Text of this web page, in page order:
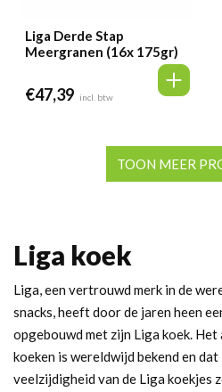
Liga Derde Stap
Meergranen (16x 175gr)
€47,39 incl. btw
TOON MEER
Liga koek
Liga, een vertrouwd merk in de
snacks, heeft door de jaren heen
opgebouwd met zijn Liga koek.
koeken is wereldwijd bekend en
veelzijdigheid van de Liga koekjes